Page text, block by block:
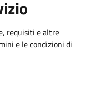
requisiti e altre
e le condizioni di